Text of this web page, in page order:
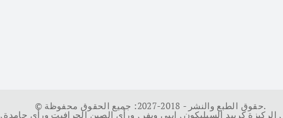
© حقوق الطبع والنشر - 2018-2027: جميع الحقوق محفوظة.
, الركيزة كربيد السيليكون, إيبي ويفر, ورأى الصين الجرافيت ورأى جامدة,